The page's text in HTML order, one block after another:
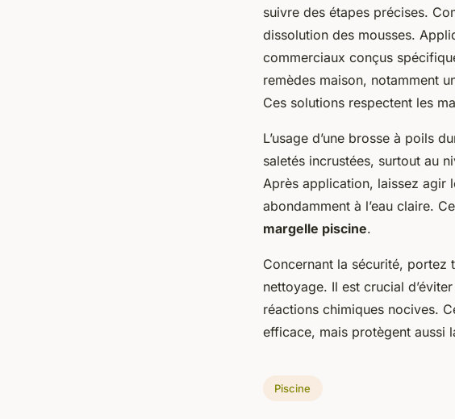
suivre des étapes précises.
dissolution des mousses.
commerciaux conçus
remèdes maison, notamment
Ces solutions respectent les
L’usage d’une brosse à poils
saletés incrustées, surtout au
Après application, laissez agir
abondamment à l’eau claire.
margelle piscine.
Concernant la sécurité, portez
nettoyage. Il est crucial
réactions chimiques nocives.
efficace, mais protègent aussi
Piscine